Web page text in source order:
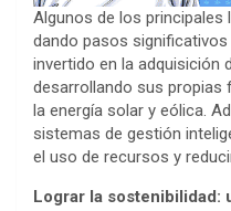
Algunos de los principales
dando pasos
invertido en la adquisición
desarrollando sus propias
la energía solar y eólica.
sistemas de gestión
el uso de recursos y
Lograr la sostenibilidad: